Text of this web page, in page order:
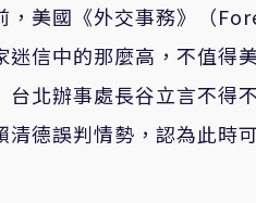
，美國《外交事務》（
信中的那麼高，不值得
北辦事處長谷立言不得
德誤判情勢，認為此時